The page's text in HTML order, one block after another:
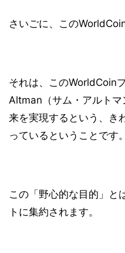
さいごに、この
それは、このWorldCoin
Altman（サム・アルト
来を実現するという、き
っているということです。
この「野心的な目的」と
トに集約されます。